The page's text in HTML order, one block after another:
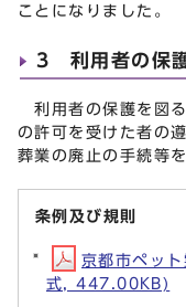
ことになりました。
3 利用者の保
利用者の保護を図
の許可を受けた者の
葬業の廃止の手続等
条例及び規則
京都市ペッ
式, 447.00KB)